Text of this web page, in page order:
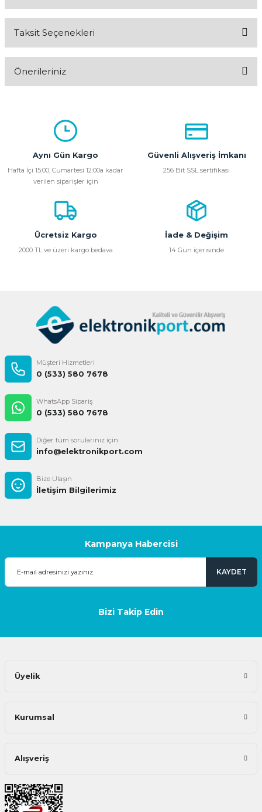
Taksit Seçenekleri
Önerileriniz
kullanarak tarafımıza iletebilirsiniz.
Görüş ve önerileriniz için teşekkür ederiz.
Ürün açıklamasında eksik bilgiler bulunuyor.
Ürün bilgilerinde hatalar bulunuyor.
Ürün fiyatı diğer sitelerden daha pahalı.
Bu ürüne benzer farklı alternatifler olmalı.
Aynı Gün Kargo
Hafta İçi 15:00, Cumartesi 12:00a kadar
verilen siparişler için
Güvenli Alışveriş İmkanı
256 Bit SSL sertifikası
Ücretsiz Kargo
2000 TL ve üzeri kargo bedava
İade & Değişim
14 Gün içerisinde
Müşteri Hizmetleri
0 (533) 580 7678
WhatsApp Sipariş
0 (533) 580 7678
Diğer tüm sorularınız için
info@elektronikport.com
Bize Ulaşın
İletişim Bilgilerimiz
Kampanya Habercisi
KAYDET
Bizi Takip Edin
Üyelik
Kurumsal
Alışveriş